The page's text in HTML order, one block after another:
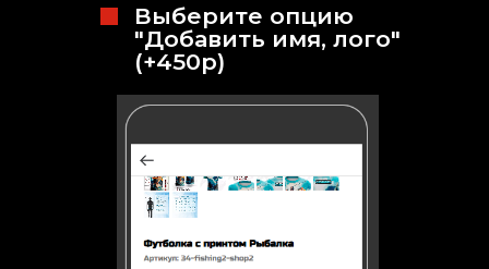
Выберите опцию
"Добавить имя, лого"
(+450р)